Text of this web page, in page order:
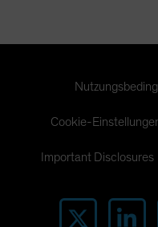
Cookie-
Important Disclosures